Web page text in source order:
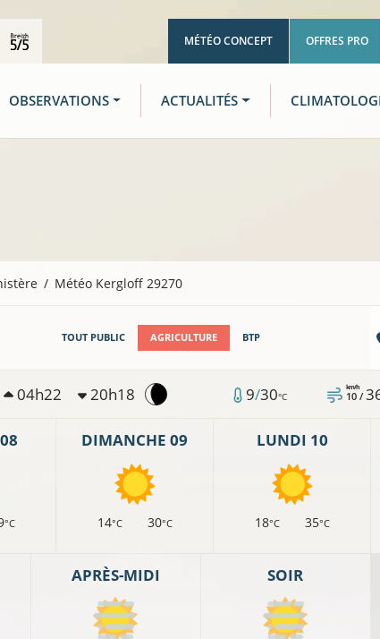
MÉTÉO CONCEPT OFFRES PRO
OBSERVATIONS ACTUALITÉS
Météo Kergloff 29270
TOUT PUBLIC AGRICULTURE BTP
04h22 20h18 9/30°C 10 /
km/h
°C
DIMANCHE 09
14°C 30°C
LUNDI 10
18°C 35°C
APRÈS-MIDI SOIR